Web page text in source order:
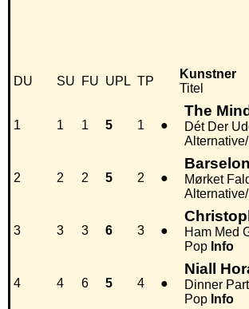
DU
SU FU UPL TP
Kunstner
Titel
1 1 1 5 1 ●
The
Dét Der
2 2 2 5 2 ●
Mørket
3 3 3 6 3 ●
Ham Med
Pop Info
4 4 6 5 4 ●
Niall
Dinner
Pop Info